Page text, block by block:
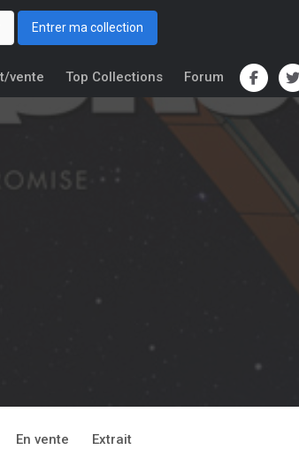
Entrer ma collection
vente Top Collections Forum
En vente Extrait